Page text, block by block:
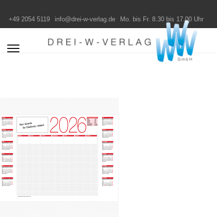
+49 2054 5119 info@drei-w-verlag.de Mo. bis Fr. 8.30 bis 17.00 Uhr